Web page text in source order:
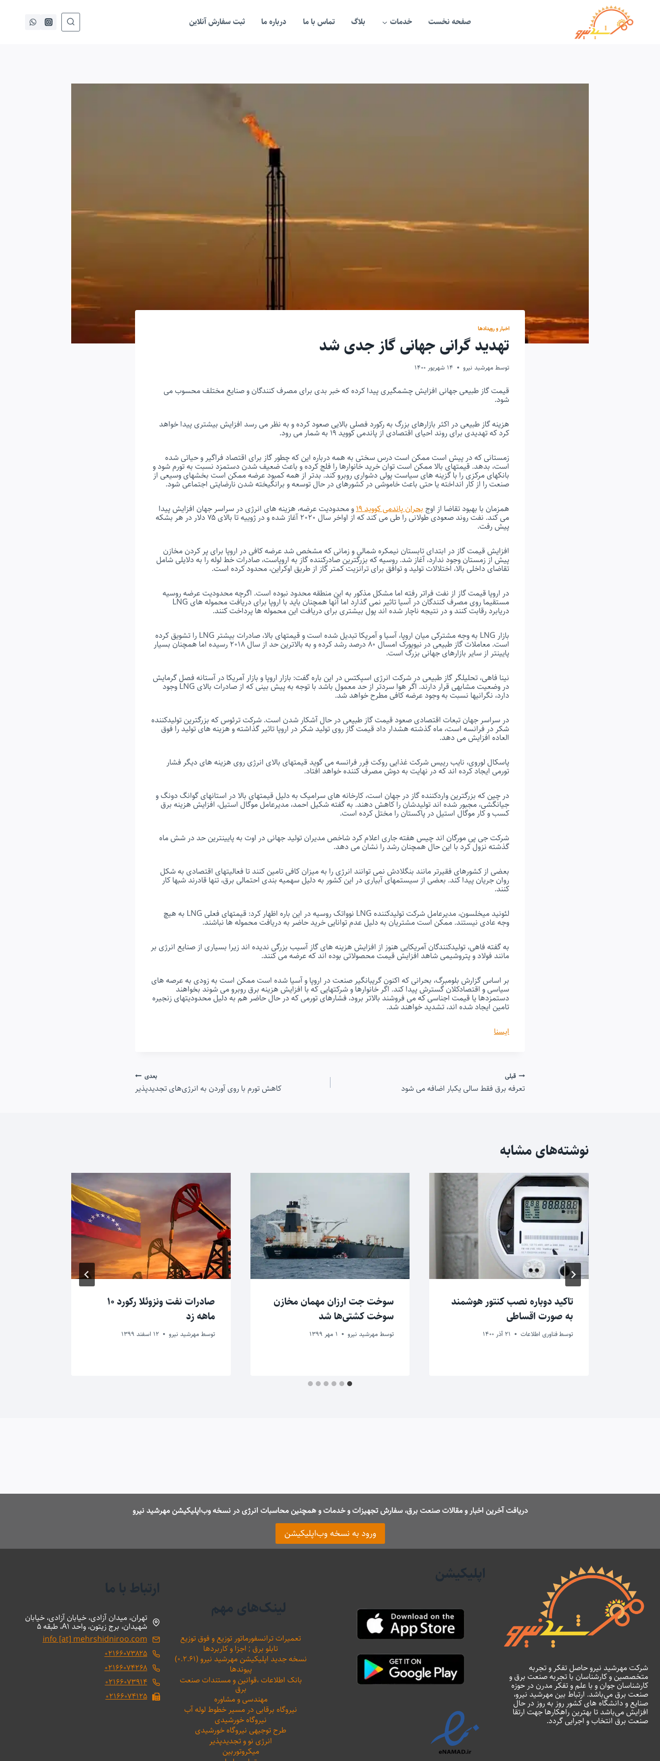
صفحه نخست خدمات بلاگ تماس با ما درباره ما ثبت سفارش آنلاین
اخبار و رویدادها
تهدید گرانی جهانی گاز جدی شد
توسط مهرشید نیرو 14 شهریور 1400
قیمت گاز طبیعی جهانی افزایش چشمگیری پیدا کرده که خبر بدی برای مصرف کنندگان و صنایع مختلف محسوب می
شود.
هزینه گاز طبیعی در اکثر بازارهای بزرگ به رکورد فصلی بالایی صعود کرده و به نظر می رسد افزایش بیشتری پیدا خواهد
کرد که تهدیدی برای روند احیای اقتصادی از پاندمی کووید ۱۹ به شمار می رود.
زمستانی که در پیش است ممکن است درس سختی به همه درباره این که چطور گاز برای اقتصاد فراگیر و حیاتی شده
است، بدهد. قیمتهای بالا ممکن است توان خرید خانوارها را فلج کرده و باعث ضعیف شدن دستمزد نسبت به تورم شود و
بانکهای مرکزی را با گزینه های سیاست پولی دشواری روبرو کند. بدتر از همه کمبود عرضه ممکن است بخشهای وسیعی از
صنعت را از کار انداخته یا حتی باعث خاموشی در کشورهای در حال توسعه و برانگیخته شدن نارضایتی اجتماعی شود.
همزمان با بهبود تقاضا از اوج بحران پاندمی کووید ۱۹ و محدودیت عرضه، هزینه های انرژی در سراسر جهان افزایش پیدا
می کند. نفت روند صعودی طولانی را طی می کند که از اواخر سال ۲۰۲۰ آغاز شده و در ژوییه تا بالای ۷۵ دلار در هر بشکه
پیش رفت.
افزایش قیمت گاز در ابتدای تابستان نیمکره شمالی و زمانی که مشخص شد عرضه کافی در اروپا برای پر کردن مخازن
پیش از زمستان وجود ندارد، آغاز شد. روسیه که بزرگترین صادرکننده گاز به اروپاست، صادرات خط لوله را به دلایلی شامل
تقاضای داخلی بالا، اختلالات تولید و توافق برای ترانزیت کمتر گاز از طریق اوکراین، محدود کرده است.
در اروپا قیمت گاز از نفت فراتر رفته اما مشکل مذکور به این منطقه محدود نبوده است. اگرچه محدودیت عرضه روسیه
مستقیما روی مصرف کنندگان در آسیا تاثیر نمی گذارد اما آنها همچنان باید با اروپا برای دریافت محموله های LNG
دریابرد رقابت کنند و در نتیجه ناچار شده اند پول بیشتری برای دریافت این محموله ها پرداخت کنند.
بازار LNG به وجه مشترکی میان اروپا، آسیا و آمریکا تبدیل شده است و قیمتهای بالا، صادرات بیشتر LNG را تشویق کرده
است. معاملات گاز طبیعی در نیویورک امسال ۸۰ درصد رشد کرده و به بالاترین حد از سال ۲۰۱۸ رسیده اما همچنان بسیار
پایینتر از سایر بازارهای جهانی بزرگ است.
نینا فاهی، تحلیلگر گاز طبیعی در شرکت انرژی اسپکتس در این باره گفت: بازار اروپا و بازار آمریکا در آستانه فصل گرمایش
در وضعیت مشابهی قرار دارند. اگر هوا سردتر از حد معمول باشد با توجه به پیش بینی که از صادرات بالای LNG وجود
دارد، نگرانیها نسبت به وجود عرضه کافی مطرح خواهد شد.
در سراسر جهان تبعات اقتصادی صعود قیمت گاز طبیعی در حال آشکار شدن است. شرکت ترئوس که بزرگترین تولیدکننده
شکر در فرانسه است، ماه گذشته هشدار داد قیمت گاز روی تولید شکر در اروپا تاثیر گذاشته و هزینه های تولید را فوق
العاده افزایش می دهد.
پاسکال لوروی، نایب رییس شرکت غذایی روکت فِرر فرانسه می گوید قیمتهای بالای انرژی روی هزینه های دیگر فشار
تورمی ایجاد کرده اند که در نهایت به دوش مصرف کننده خواهد افتاد.
در چین که بزرگترین واردکننده گاز در جهان است، کارخانه های سرامیک به دلیل قیمتهای بالا در استانهای گوانگ دونگ و
جیانگشی، مجبور شده اند تولیدشان را کاهش دهند. به گفته شکیل احمد، مدیرعامل موگال استیل، افزایش هزینه برق
کسب و کار موگال استیل در پاکستان را مختل کرده است.
شرکت جی پی مورگان اند چیس هفته جاری اعلام کرد شاخص مدیران تولید جهانی در اوت به پایینترین حد در شش ماه
گذشته نزول کرد با این حال همچنان رشد را نشان می دهد.
بعضی از کشورهای فقیرتر مانند بنگلادش نمی توانند انرژی را به میزان کافی تامین کنند تا فعالیتهای اقتصادی به شکل
روان جریان پیدا کند. بعضی از سیستمهای آبیاری در این کشور به دلیل سهمیه بندی احتمالی برق، تنها قادرند شبها کار
کنند.
لئونید میخلسون، مدیرعامل شرکت تولیدکننده LNG نوواتک روسیه در این باره اظهار کرد: قیمتهای فعلی LNG به هیچ
وجه عادی نیستند. ممکن است مشتریان به دلیل عدم توانایی خرید حاضر به دریافت محموله ها نباشند.
به گفته فاهی، تولیدکنندگان آمریکایی هنوز از افزایش هزینه های گاز آسیب بزرگی ندیده اند زیرا بسیاری از صنایع انرژی بر
مانند فولاد و پتروشیمی شاهد افزایش قیمت محصولاتی بوده اند که عرضه می کنند.
بر اساس گزارش بلومبرگ، بحرانی که اکنون گریبانگیر صنعت در اروپا و آسیا شده است ممکن است به زودی به عرصه های
سیاسی و اقتصادکلان گسترش پیدا کند. اگر خانوارها و شرکتهایی که با افزایش هزینه برق روبرو می شوند بخواهند
دستمزدها یا قیمت اجناسی که می فروشند بالاتر برود، فشارهای تورمی که در حال حاضر هم به دلیل محدودیتهای زنجیره
تامین ایجاد شده اند، تشدید خواهند شد.
ایسنا
راهبری
قبلی
تعرفه برق فقط سالی یکبار اضافه می شود
بعدی
کاهش تورم با روی آوردن به انرژی‌های تجدیدپذیر
نوشته‌های مشابه
تاکید دوباره نصب کنتور هوشمند
به صورت اقساطی
توسط فناوری اطلاعات 21 آذر 1400
سوخت جت ارزان مهمان مخازن
سوخت کشتی‌ها شد
توسط مهرشید نیرو 1 مهر 1399
صادرات نفت ونزوئلا رکورد ۱۰
ماهه زد
توسط مهرشید نیرو 12 اسفند 1399
دریافت آخرین اخبار و مقالات صنعت برق، سفارش تجهیزات و خدمات و همچنین محاسبات انرژی در نسخه وب‌اپلیکیشن مهرشید نیرو
ورود به نسخه وب‌اپلیکیشن
شرکت مهرشید نیرو حاصل تفکر و تجربه
متخصصین و کارشناسان با تجربه صنعت برق و
کارشناسان جوان و با علم و تفکر مدرن در حوزه
صنعت برق می‌باشد. ارتباط بین مهرشید نیرو،
صنایع و دانشگاه های کشور روز به روز در حال
افزایش می‌باشد تا بهترین راهکارها جهت ارتقا
صنعت برق انتخاب و اجرایی گردد.
اپلیکیشن
لینک‌های مهم
تعمیرات ترانسفورماتور توزیع و فوق توزیع
تابلو برق ; اجزا و کاربردها
نسخه جدید اپلیکیشن مهرشید نیرو (۰.۲.۶۱)
پیوندها
بانک اطلاعات ،‌قوانین و مستندات صنعت
برق
مهندسی و مشاوره
نیروگاه برقابی در مسیر خطوط لوله آب
نیروگاه خورشیدی
طرح توجیهی نیروگاه خورشیدی
انرژی نو و تجدیدپذیر
میکروتوربین
ارتباط با ما
تهران، میدان آزادی، خیابان آزادی، خیابان
شهیدان، برج زیتون، واحد A1، طبقه 5
info [at] mehrshidniroo.com
۰۲۱۶۶۰۷۳۸۲۵
۰۲۱۶۶۰۷۴۲۶۸
۰۲۱۶۶۰۷۳۹۱۴
۰۲۱۶۶۰۷۴۱۲۵